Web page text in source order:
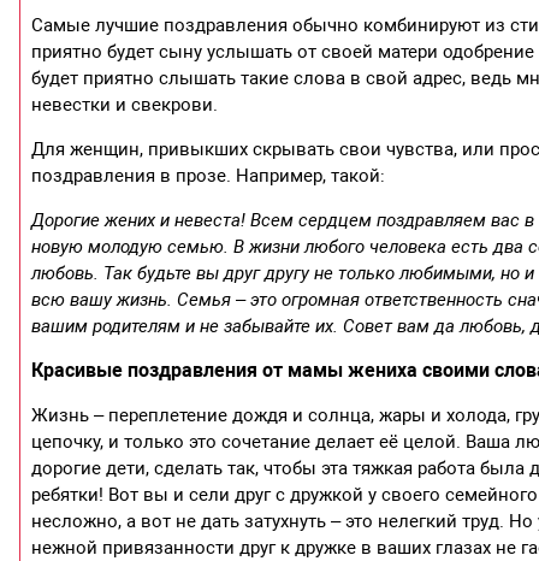
Самые лучшие поздравления обычно комбинируют из
приятно будет сыну услышать от своей матери
будет приятно слышать такие слова в свой адрес, ведь
невестки и свекрови.
Для женщин, привыкших скрывать свои чувства, или
поздравления в прозе. Например, такой:
Дорогие жених и невеста! Всем сердцем поздравляем вас
новую молодую семью. В жизни любого человека есть два
любовь. Так будьте вы друг другу не только любимыми, но
всю вашу жизнь. Семья – это огромная ответственность
вашим родителям и не забывайте их. Совет вам да любовь,
Красивые поздравления от мамы жениха своими
Жизнь – переплетение дождя и солнца, жары и холода,
цепочку, и только это сочетание делает её целой. Ваша
дорогие дети, сделать так, чтобы эта тяжкая работа
ребятки! Вот вы и сели друг с дружкой у своего
несложно, а вот не дать затухнуть – это нелегкий труд.
нежной привязанности друг к дружке в ваших глазах не